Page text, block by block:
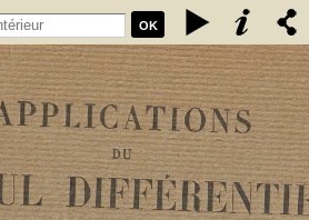
OK
et intégral : à 3500 questions de
de physique et de chimie-physique, avec
théories - Leib, David Deitch (1879-19..).